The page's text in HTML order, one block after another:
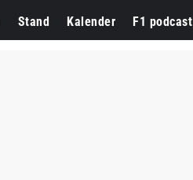
Stand Kalender F1 podcast